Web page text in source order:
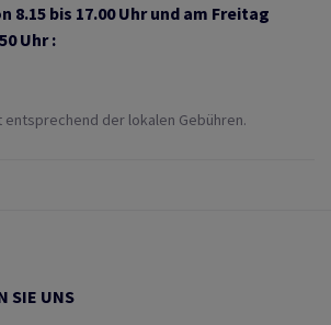
8.15 bis 17.00 Uhr und am Freitag
Uhr :
der lokalen Gebühren.
SIE UNS